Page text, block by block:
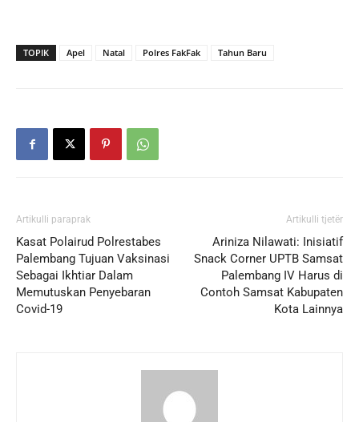
TOPIK Apel Natal Polres FakFak Tahun Baru
Artikulli paraprak
Kasat Polairud Polrestabes
Palembang Tujuan Vaksinasi
Sebagai Ikhtiar Dalam
Memutuskan Penyebaran
Covid-19
Artikulli tjetër
Ariniza Nilawati: Inisiatif
Snack Corner UPTB Samsat
Palembang IV Harus di
Contoh Samsat Kabupaten
Kota Lainnya